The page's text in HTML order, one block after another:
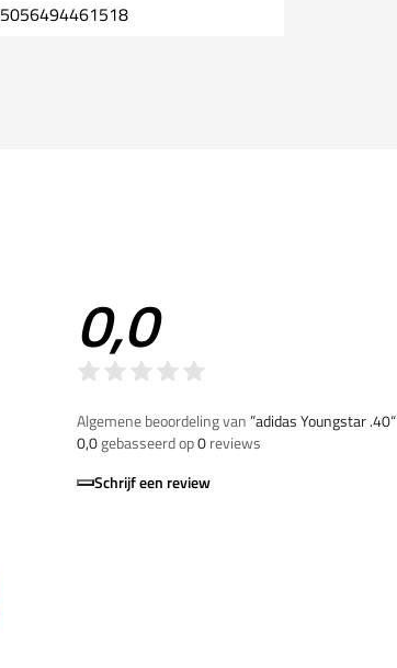
5056494461518
0,0
Algemene beoordeling van”adidas Youngstar .40“
0,0gebasseerd op0reviews
Schrijf een review